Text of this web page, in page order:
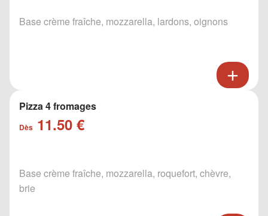
Base crème fraîche, mozzarella, lardons, oignons
Pizza 4 fromages
Dès 11.50 €
Base crème fraîche, mozzarella, roquefort, chèvre,
brie